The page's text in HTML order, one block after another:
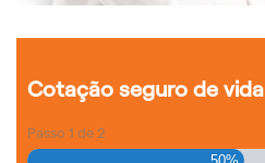
Cotação seguro de vida
Passo 1 de 2